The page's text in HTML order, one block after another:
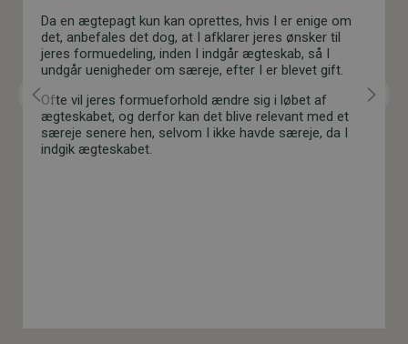
Da en ægtepagt kun kan oprettes, hvis I er enige om
det, anbefales det dog, at I afklarer jeres ønsker til
jeres formuedeling, inden I indgår ægteskab, så I
undgår uenigheder om særeje, efter I er blevet gift.
Ofte vil jeres formueforhold ændre sig i løbet af
ægteskabet, og derfor kan det blive relevant med et
særeje senere hen, selvom I ikke havde særeje, da I
indgik ægteskabet.